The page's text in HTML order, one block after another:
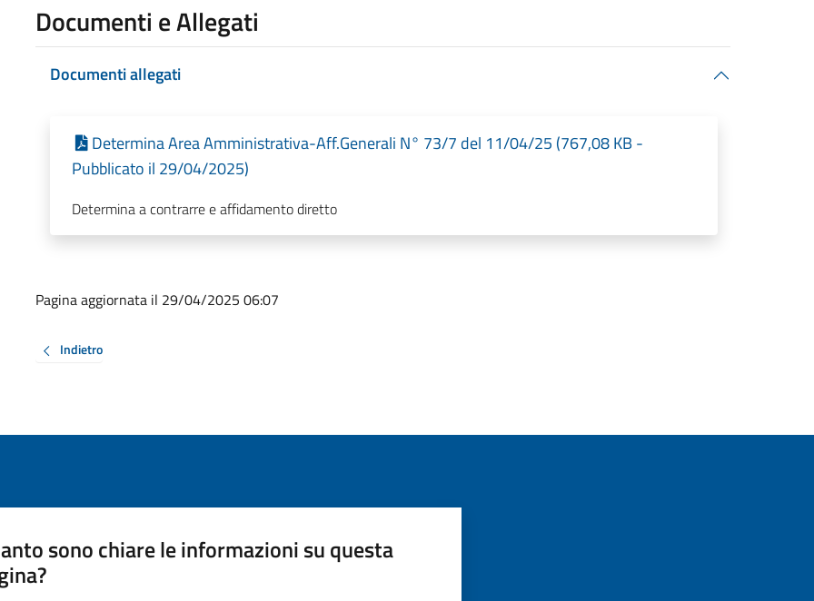
Documenti e Allegati
Documenti allegati
Determina Area Amministrativa-Aff.Generali N° 73/7 del 11/04/25 (767,08 KB -
Pubblicato il 29/04/2025)
Determina a contrarre e affidamento diretto
Pagina aggiornata il 29/04/2025 06:07
Indietro
sono chiare le informazioni su questa